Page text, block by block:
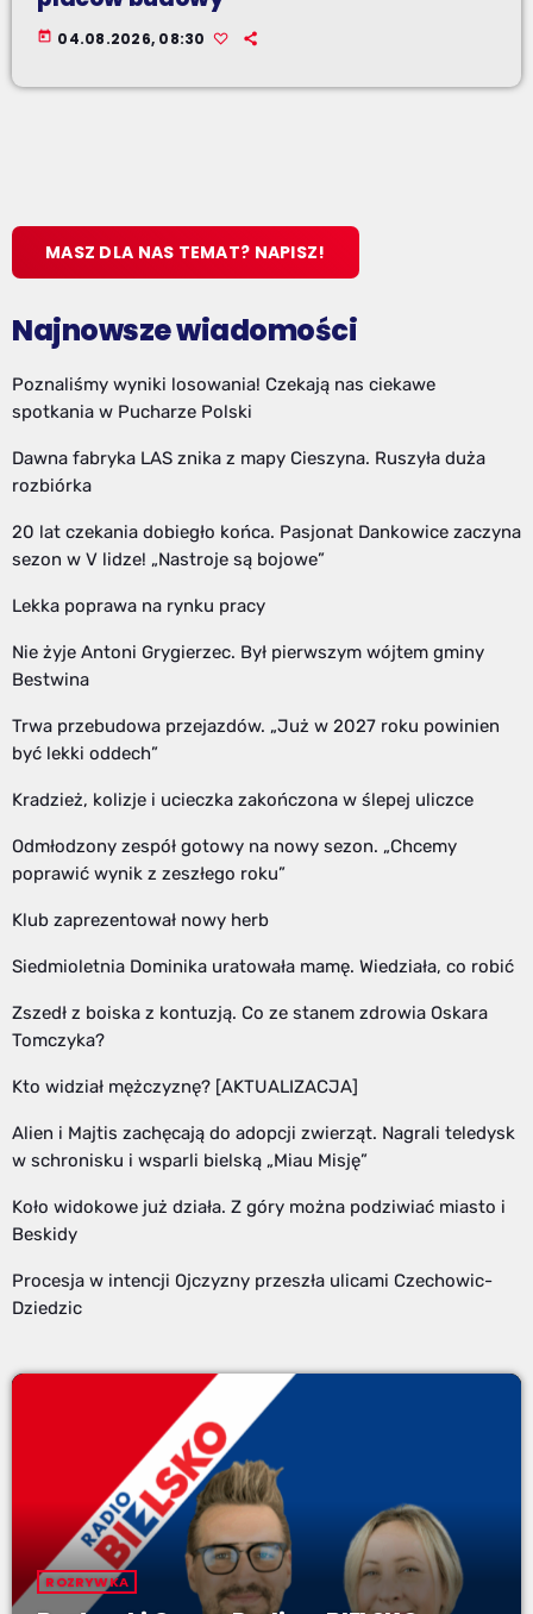
today 04.08.2026, 08:30
MASZ DLA NAS TEMAT? NAPISZ!
Najnowsze wiadomości
Poznaliśmy wyniki losowania! Czekają nas ciekawe
spotkania w Pucharze Polski
Dawna fabryka LAS znika z mapy Cieszyna. Ruszyła duża
rozbiórka
20 lat czekania dobiegło końca. Pasjonat Dankowice zaczyna
sezon w V lidze! „Nastroje są bojowe”
Lekka poprawa na rynku pracy
Nie żyje Antoni Grygierzec. Był pierwszym wójtem gminy
Bestwina
Trwa przebudowa przejazdów. „Już w 2027 roku powinien
być lekki oddech”
Kradzież, kolizje i ucieczka zakończona w ślepej uliczce
Odmłodzony zespół gotowy na nowy sezon. „Chcemy
poprawić wynik z zeszłego roku”
Klub zaprezentował nowy herb
Siedmioletnia Dominika uratowała mamę. Wiedziała, co robić
Zszedł z boiska z kontuzją. Co ze stanem zdrowia Oskara
Tomczyka?
Kto widział mężczyznę? [AKTUALIZACJA]
Alien i Majtis zachęcają do adopcji zwierząt. Nagrali teledysk
w schronisku i wsparli bielską „Miau Misję”
Koło widokowe już działa. Z góry można podziwiać miasto i
Beskidy
Procesja w intencji Ojczyzny przeszła ulicami Czechowic-
Dziedzic
ROZRYWKA